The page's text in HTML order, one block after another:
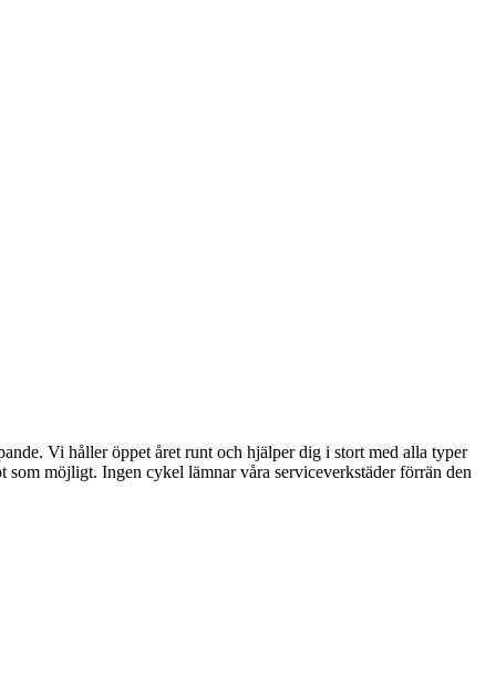
Vi håller öppet året runt och hjälper dig i stort med alla typer
möjligt. Ingen cykel lämnar våra serviceverkstäder förrän den